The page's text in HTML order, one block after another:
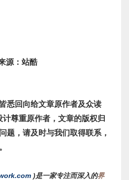
源：站酷
悉回向给文章原作者及众读
尊重原作者，文章的版权归
题，请及时与我们取得联系，
)是一家专注而深入的界